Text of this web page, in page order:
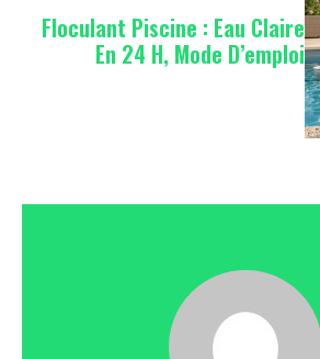
Floculant Piscine : Eau Claire
En 24 H, Mode D’emploi